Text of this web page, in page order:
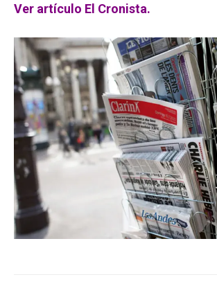
Ver artículo El Cronista.